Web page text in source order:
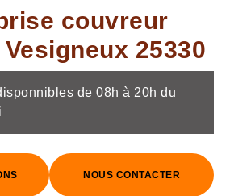
couvreur
25330
de 08h à 20h du
NOUS CONTACTER